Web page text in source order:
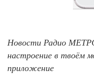
Новости Радио
настроение в твоём
приложение